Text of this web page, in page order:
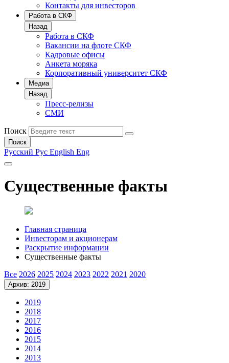
Контакты для инвесторов
Работа в СКФ
Назад
Работа в СКФ
Вакансии на флоте СКФ
Кадровые офисы
Анкета моряка
Корпоративный университет СКФ
Медиа
Назад
Пресс-релизы
СМИ
Поиск
Поиск
Русский Рус English Eng
Существенные факты
Главная страница
Инвесторам и акционерам
Раскрытие информации
Существенные факты
Все 2026 2025 2024 2023 2022 2021 2020
Архив: 2019
2019
2018
2017
2016
2015
2014
2013